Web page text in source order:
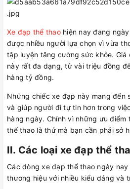
Xe đạp thể thaohiện nay đang
được nhiều người lựa chọn vì vừa
tập luyện tăng cường sức khỏe. Giá
này rất đa dạng, từ vài triệu đồng
hàng tỷ đồng.
Những chiếc xe đạp này mang đến
và giúp người đi tự tin hơn trong
hàng ngày. Chính vì những ưu điểm
thể thao là thứ mà bạn cần phải sở
II. Các loại xe đạp thể
Các dòng xe đạp thể thao ngày
thương hiệu với nhiều kiểu dáng và